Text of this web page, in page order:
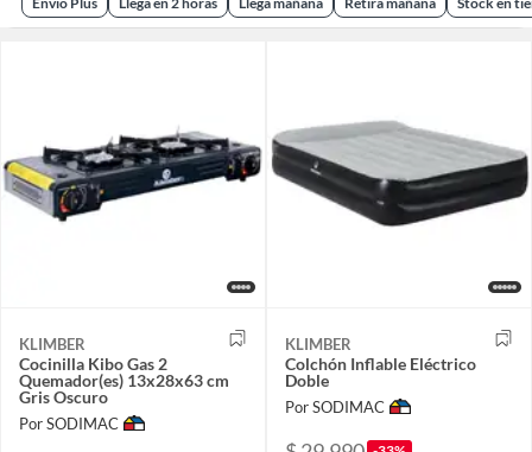
KLIMBER
Cocinilla Kibo Gas 2
Quemador(es) 13x28x63 cm
Gris Oscuro
Por SODIMAC
KLIMBER
Colchón Inflable Eléctrico
Doble
Por SODIMAC